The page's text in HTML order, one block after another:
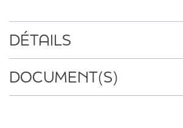
DÉTAILS
DOCUMENT(S)